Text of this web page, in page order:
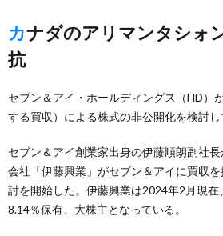
カナダのアリマンタシォン買収提案に対
抗
セブン＆アイ・ホールディングス（HD）
する買収）による株式の非公開化を検討し
セブン＆アイ創業家出身の伊藤順朗副社
会社「伊藤興業」がセブン＆アイに買収
討を開始した。伊藤興業は2024年2月現
8.14％保有、大株主となっている。